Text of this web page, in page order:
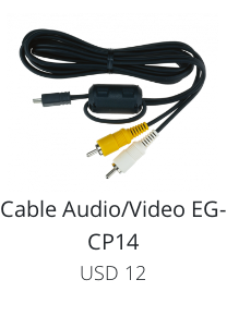
Cable Audio/Video EG-
CP14
USD 12